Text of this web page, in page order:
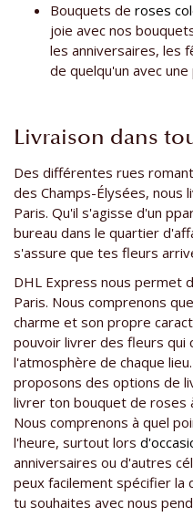
Bouquets de roses
joie avec nos
les anniversaires, les
de quelqu'un avec
Livraison dans
Des différentes rues
des Champs-Élysées,
Paris. Qu'il s'agisse d'un
bureau dans le quartier
s'assure que tes fleurs
DHL Express nous permet
Paris. Nous comprenons
charme et son propre
pouvoir livrer des fleurs
l'atmosphère de chaque
proposons des options de
livrer ton bouquet de roses
Nous comprenons à quel
l'heure, surtout lors
anniversaires ou d'autres
peux facilement spécifier la
tu souhaites avec nous